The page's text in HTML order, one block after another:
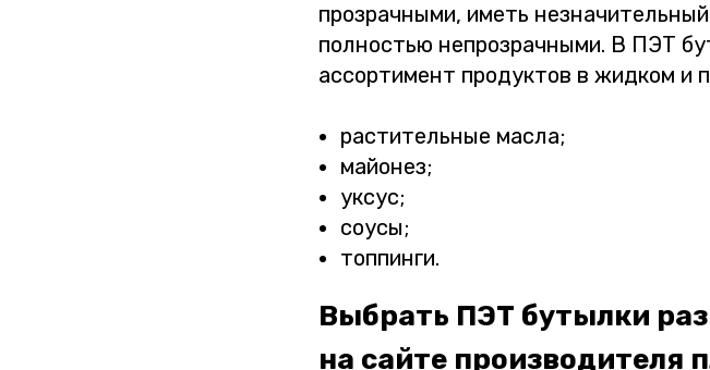
прозрачными, иметь
полностью непрозрачными. В ПЭТ
ассортимент продуктов в жидком и
растительные масла;
майонез;
уксус;
соусы;
топпинги.
Выбрать ПЭТ бутылки
на сайте производителя